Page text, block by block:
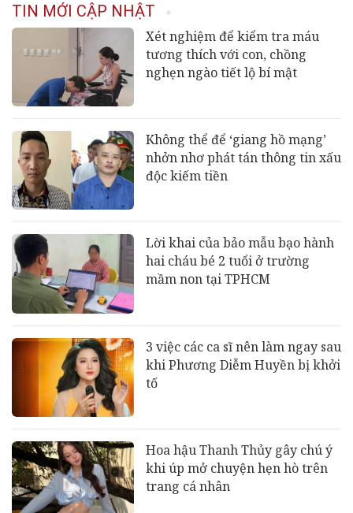
TIN MỚI CẬP NHẬT
Xét nghiệm để kiểm tra máu
tương thích với con, chồng
nghẹn ngào tiết lộ bí mật
Không thể để ‘giang hồ mạng’
nhởn nhơ phát tán thông tin xấu
độc kiếm tiền
Lời khai của bảo mẫu bạo hành
hai cháu bé 2 tuổi ở trường
mầm non tại TPHCM
3 việc các ca sĩ nên làm ngay sau
khi Phương Diễm Huyền bị khởi
tố
Hoa hậu Thanh Thủy gây chú ý
khi úp mở chuyện hẹn hò trên
trang cá nhân